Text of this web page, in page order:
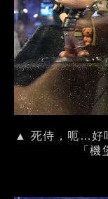
▲ 死侍，呃…好
「